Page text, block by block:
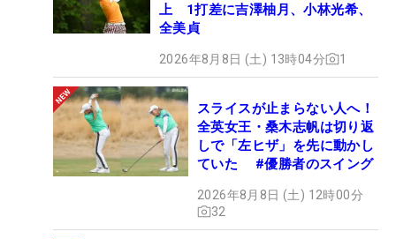
上 1打差に吉澤柚月、小林光希、
全美貞
2026年8月8日 (土) 13時04分 1
スライスが止まらない人へ！
全英女王・桑木志帆は切り返
しで「左ヒザ」を先に動かし
ていた #優勝者のスイング
2026年8月8日 (土) 12時00分
32